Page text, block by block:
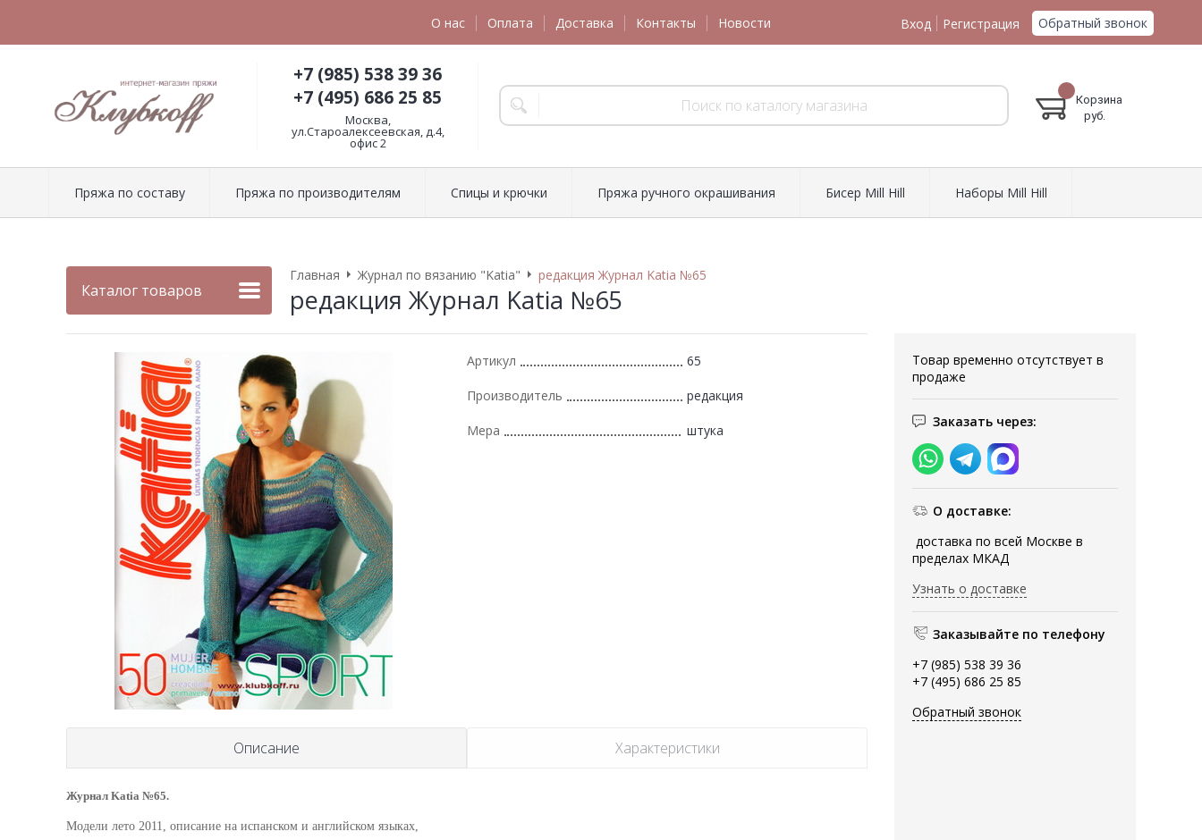
О нас Оплата Доставка Контакты Новости Вход Регистрация Обратный звонок
+7 (985) 538 39 36
+7 (495) 686 25 85
Москва,
ул.Староалексеевская, д.4,
офис 2
Корзина
руб.
Пряжа по составу Пряжа по производителям Спицы и крючки Пряжа ручного окрашивания Биcер Mill Hill Наборы Mill Hill
Каталог товаров
Главная Журнал по вязанию "Katia" редакция Журнал Katia №65
редакция Журнал Katia №65
Товар временно отсутствует в
продаже
Заказать через:
О доставке:
доставка по всей Москве в
пределах МКАД
Узнать о доставке
Заказывайте по телефону
+7 (985) 538 39 36
+7 (495) 686 25 85
Обратный звонок
Артикул 65
Производитель редакция
Мера штука
Описание Характеристики
Журнал Katia №65.
Модели лето 2011, описание на испанском и английском языках,